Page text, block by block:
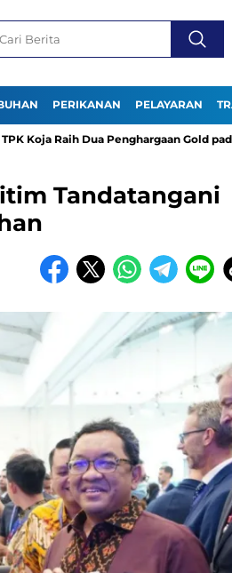
PERIKANAN PELAYARAN
Raih Dua Penghargaan Gold pada TJSL &
Tandatangani